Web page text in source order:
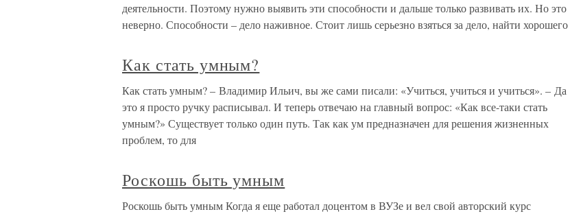
деятельности. Поэтому нужно выявить эти способности и дальше только развивать их. Но это
неверно. Способности – дело наживное. Стоит лишь серьезно взяться за дело, найти хорошего
Как стать умным?
Как стать умным? – Владимир Ильич, вы же сами писали: «Учиться, учиться и учиться». – Да
это я просто ручку расписывал. И теперь отвечаю на главный вопрос: «Как все-таки стать
умным?» Существует только один путь. Так как ум предназначен для решения жизненных
проблем, то для
Роскошь быть умным
Роскошь быть умным Когда я еще работал доцентом в ВУЗе и вел свой авторский курс